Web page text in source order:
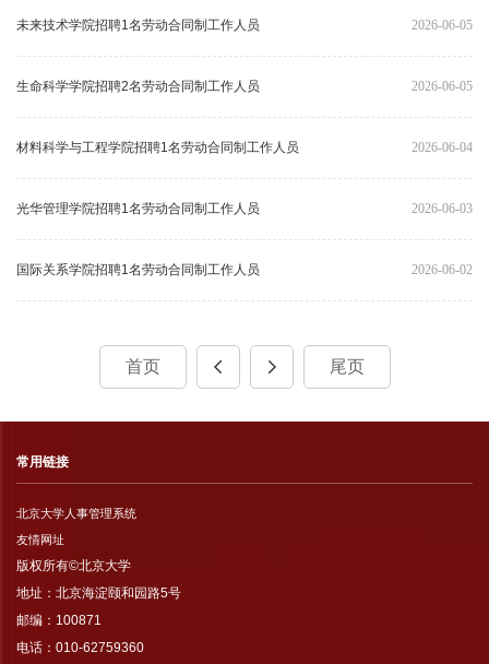
2026-06-05
未来技术学院招聘1名劳动合同制工作人员
2026-06-05
生命科学学院招聘2名劳动合同制工作人员
2026-06-04
材料科学与工程学院招聘1名劳动合同制工作人员
2026-06-03
光华管理学院招聘1名劳动合同制工作人员
2026-06-02
国际关系学院招聘1名劳动合同制工作人员
首页 尾页
常用链接
北京大学人事管理系统
友情网址
版权所有©北京大学
地址：北京海淀颐和园路5号
邮编：100871
电话：010-62759360